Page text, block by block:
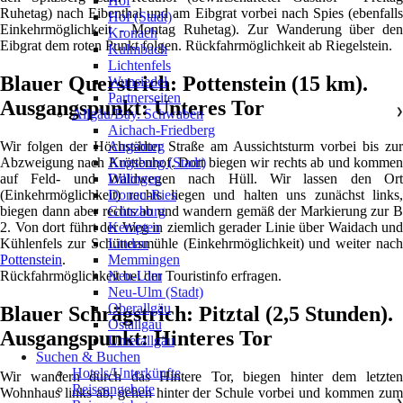
Ruhetag) nach Eibenthal und am Eibgrat vorbei nach Spies (ebenfalls
Einkehrmöglichkeit - Montag Ruhetag). Zur Wanderung über den
Eibgrat dem roten Punkt folgen. Rückfahrmöglichkeit ab Riegelstein.
Blauer Querstrich: Pottenstein (15 km).
Ausgangspunkt: Unteres Tor
Wir folgen der Höchstädter Straße am Aussichtsturm vorbei bis zur
Abzweigung nach Kröttenhof. Dort biegen wir rechts ab und kommen
auf Feld- und Waldwegen nach Hüll. Wir lassen den Ort
(Einkehrmöglichkeit) rechts liegen und halten uns zunächst links,
biegen dann aber rechts ab und wandern gemäß der Markierung zur B
2. Von dort führt der Weg in ziemlich gerader Linie über Waidach und
Kühlenfels zur Schüttersmühle (Einkehrmöglichkeit) und weiter nach
Pottenstein.
Rückfahrmöglichkeit bei der Touristinfo erfragen.
Blauer Schrägstrich: Pitztal (2,5 Stunden).
Ausgangspunkt: Hinteres Tor
Wir wandern durch das Hintere Tor, biegen hinter dem letzten
Wohnhaus links ab, gehen hinter der Schule vorbei und kommen zum
Hof (Stadt)
Kronach
Kulmbach
Lichtenfels
Wunsiedel
Partnerseiten
Allgäu/Bay. Schwaben
❯
Aichach-Friedberg
Augsburg
Augsburg (Stadt)
Dillingen
Donau-Ries
Günzburg
Kempten
Lindau
Memmingen
Neu-Ulm
Neu-Ulm (Stadt)
Oberallgäu
Ostallgäu
Unterallgäu
Suchen & Buchen
Hotels/Unterkünfte
Reiseangebote